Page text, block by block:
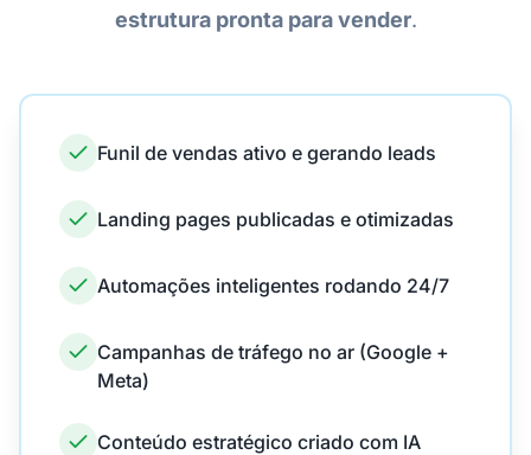
estrutura pronta para vender.
Funil de vendas ativo e gerando leads
Landing pages publicadas e otimizadas
Automações inteligentes rodando 24/7
Campanhas de tráfego no ar (Google +
Meta)
Conteúdo estratégico criado com IA